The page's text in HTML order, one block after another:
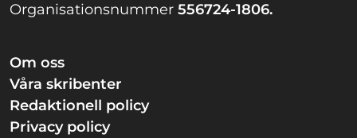
Organisationsnummer 556724-1806.
Om oss
Våra skribenter
Redaktionell policy
Privacy policy